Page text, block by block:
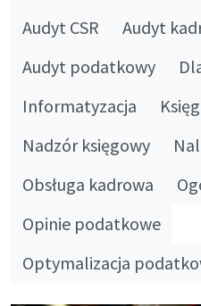
Audyt CSR
Audyt
Audyt podatkowy
Informatyzacja
Nadzór księgowy
Obsługa kadrowa
Opinie podatkowe
Optymalizacja